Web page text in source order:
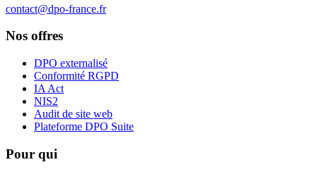
contact@dpo-france.fr
Nos offres
DPO externalisé
Conformité RGPD
IA Act
NIS2
Audit de site web
Plateforme DPO Suite
Pour qui